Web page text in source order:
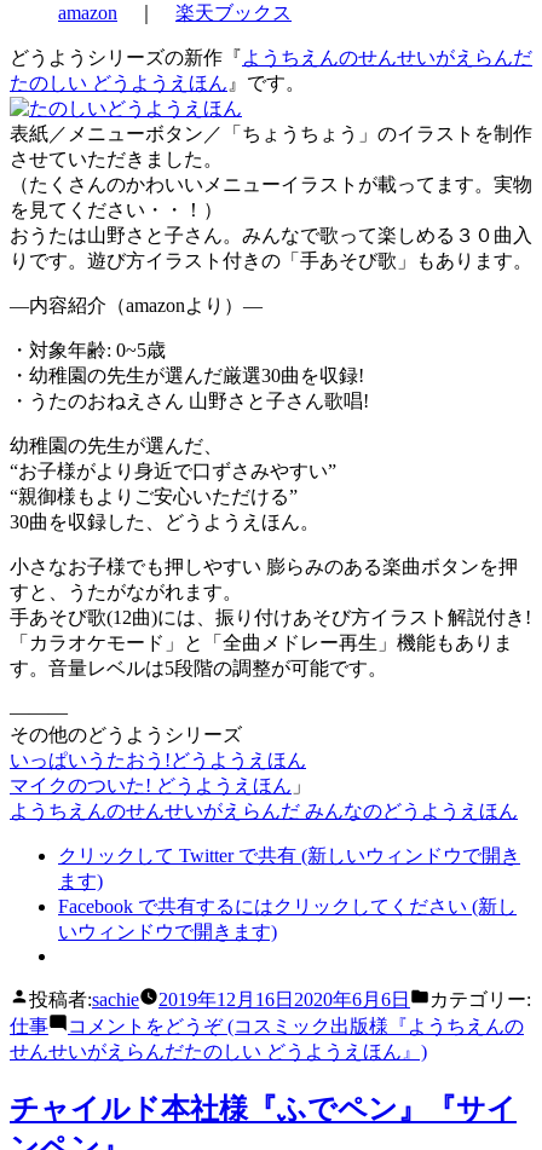
amazon 楽天ブックス
どうようシリーズの新作『ようちえんのせんせいがえらんだ
たのしい どうようえほん 』です。
表紙／メニューボタン／「ちょうちょう」のイラストを制作
させていただきました。
（たくさんのかわいいメニューイラストが載ってます。実物
を見てください・・！）
おうたは山野さと子さん。みんなで歌って楽しめる３０曲入
りです。遊び方イラスト付きの「手あそび歌」もあります。
—内容紹介（amazonより）—
・対象年齢: 0~5歳
・幼稚園の先生が選んだ厳選30曲を収録!
・うたのおねえさん 山野さと子さん歌唱!
幼稚園の先生が選んだ、
“お子様がより身近で口ずさみやすい”
“親御様もよりご安心いただける”
30曲を収録した、どうようえほん。
小さなお子様でも押しやすい 膨らみのある楽曲ボタンを押
すと、うたがながれます。
手あそび歌(12曲)には、振り付けあそび方イラスト解説付き!
「カラオケモード」と「全曲メドレー再生」機能もありま
す。音量レベルは5段階の調整が可能です。
———
その他のどうようシリーズ
いっぱいうたおう!どうようえほん
マイクのついた! どうようえほん 」
ようちえんのせんせいがえらんだ みんなのどうようえほん
クリックして Twitter で共有 (新しいウィンドウで開き
ます)
Facebook で共有するにはクリックしてください (新し
いウィンドウで開きます)
投稿者:sachie 2019年12月16日 2020年6月6日
カテゴリー:
仕事
コメントをどうぞ(コスミック出版様『ようちえんの
せんせいがえらんだたのしい どうようえほん』)
チャイルド本社様『ふでペン』『サイ